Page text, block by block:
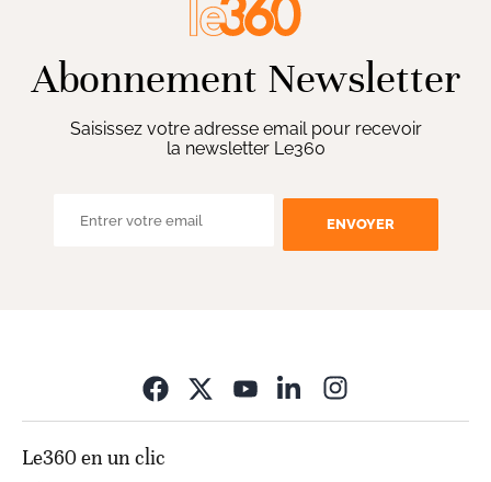
Abonnement Newsletter
Saisissez votre adresse email pour recevoir
la newsletter Le360
ENVOYER
Le360 en un clic